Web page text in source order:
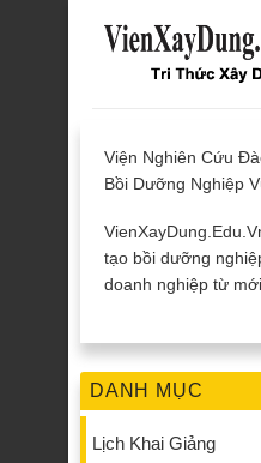
Viện Nghiên Cứu
Bồi Dưỡng Nghiệp
tạo bồi dưỡng
doanh nghiệp từ
DANH MỤC
Lịch Khai Giảng